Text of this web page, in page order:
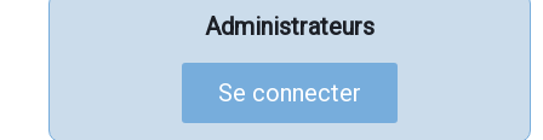
Administrateurs
Se connecter